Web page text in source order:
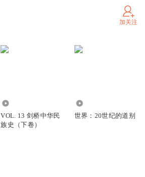
加关注
VOL. 13 剑桥中华民
族史（下卷）
世界：20世纪的道别